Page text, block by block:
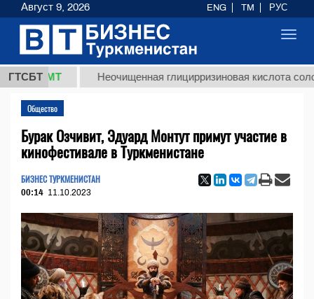
ГТСБТ
ТМТ Неочищенная глицирризиновая кислота
Общество
Бурак Озчивит, Эдуард Монтут примут участие в
кинофестивале в Туркменистане
БИЗНЕС ТУРКМЕНИСТАН
00:14 11.10.2023
Август 9, 2026 ENG TM РУС